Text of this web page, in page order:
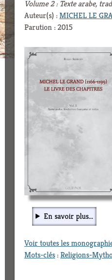
Volume 2 : Texte arabe,
Auteur(s) :MICHEL LE
Parution : 2015
En savoir plus...
Voir toutes les
Mots-clés:Religions-